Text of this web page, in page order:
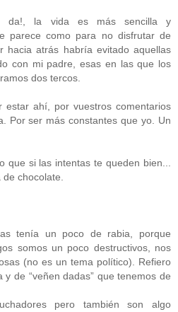
da!, la vida es más sencilla y
parece como para no disfrutar de
hacia atrás habría evitado aquellas
con mi padre, esas en las que los
dos tercos.
estar ahí, por vuestros comentarios
Por ser más constantes que yo. Un
que si las intentas te queden bien...
chocolate.
tenía un poco de rabia, porque
somos un poco destructivos, nos
(no es un tema político). Refiero
de “veñen dadas” que tenemos de
pero también son algo